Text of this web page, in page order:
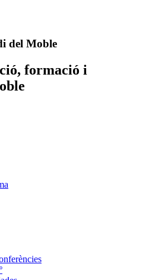
del Moble
formació i